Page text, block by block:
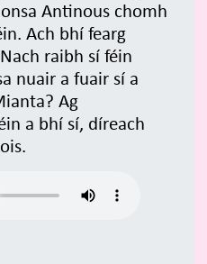
Antinous chomh
Ach bhí fearg
raibh sí féin
nuair a fuair sí a
Ag
a bhí sí, díreach